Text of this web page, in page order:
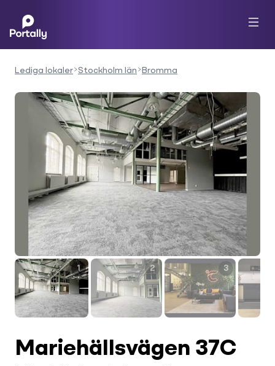
Lediga lokaler Stockholm län Bromma
1 2 3
Mariehällsvägen 37C